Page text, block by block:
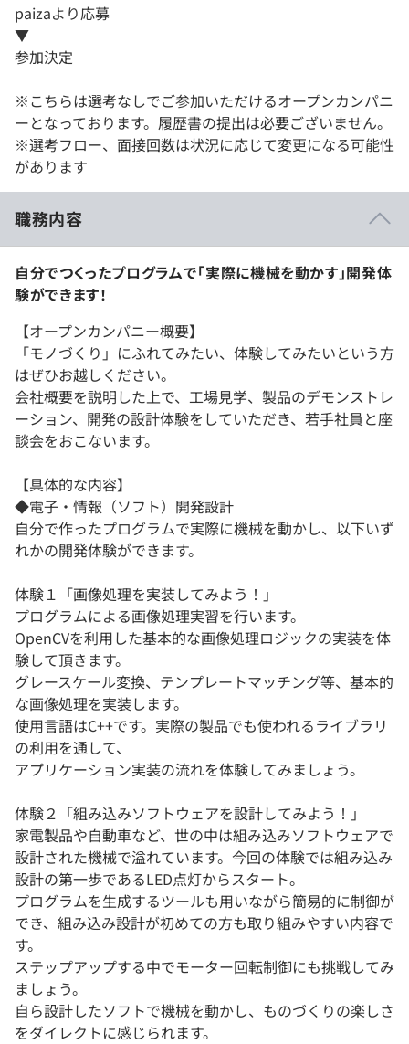
paizaより応募
▼
参加決定
※こちらは選考なしでご参加いただけるオープンカンパニ
ーとなっております。履歴書の提出は必要ございません。
※選考フロー、面接回数は状況に応じて変更になる可能性
があります
職務内容
自分でつくったプログラムで「実際に機械を動かす」開発体
験ができます！
【オープンカンパニー概要】
「モノづくり」にふれてみたい、体験してみたいという方
はぜひお越しください。
会社概要を説明した上で、工場見学、製品のデモンストレ
ーション、開発の設計体験をしていただき、若手社員と座
談会をおこないます。
【具体的な内容】
◆電子・情報（ソフト）開発設計
自分で作ったプログラムで実際に機械を動かし、以下いず
れかの開発体験ができます。
体験１「画像処理を実装してみよう！」
プログラムによる画像処理実習を行います。
OpenCVを利用した基本的な画像処理ロジックの実装を体
験して頂きます。
グレースケール変換、テンプレートマッチング等、基本的
な画像処理を実装します。
使用言語はC++です。実際の製品でも使われるライブラリ
の利用を通して、
アプリケーション実装の流れを体験してみましょう。
体験２「組み込みソフトウェアを設計してみよう！」
家電製品や自動車など、世の中は組み込みソフトウェアで
設計された機械で溢れています。今回の体験では組み込み
設計の第一歩であるLED点灯からスタート。
プログラムを生成するツールも用いながら簡易的に制御が
でき、組み込み設計が初めての方も取り組みやすい内容で
す。
ステップアップする中でモーター回転制御にも挑戦してみ
ましょう。
自ら設計したソフトで機械を動かし、ものづくりの楽しさ
をダイレクトに感じられます。